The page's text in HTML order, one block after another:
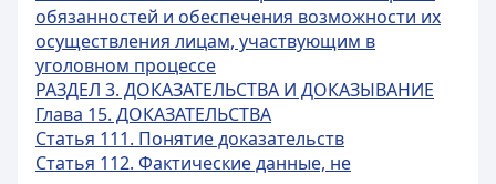
обязанностей и обеспечения возможности их
осуществления лицам, участвующим в
уголовном процессе
РАЗДЕЛ 3. ДОКАЗАТЕЛЬСТВА И ДОКАЗЫВАНИЕ
Глава 15. ДОКАЗАТЕЛЬСТВА
Статья 111. Понятие доказательств
Статья 112. Фактические данные, не